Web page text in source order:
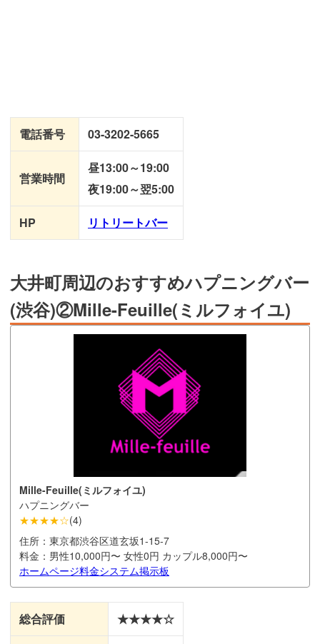
電話番号 03-3202-5665
営業時間
昼13:00～19:00
夜19:00～翌5:00
HP リトリートバー
大井町周辺のおすすめハプニングバー
(渋谷)②Mille-Feuille(ミルフォイユ)
Mille-Feuille(ミルフォイユ)
ハプニングバー
★★★★☆(4)
住所： 東京都渋谷区道玄坂1-15-7
料金： 男性10,000円〜 女性0円 カップル8,000円〜
ホームページ料金システム掲示板
総合評価 ★★★★☆